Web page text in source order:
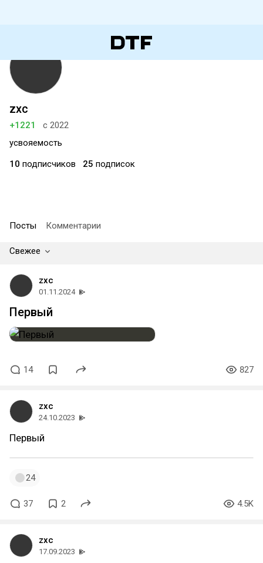
zxc
+1221
с 2022
усвояемость
10 подписчиков 25 подписок
Посты Комментарии
Свежее
zxc
01.11.2024
Первый
14 827
zxc
24.10.2023
Первый
24
37 2 4.5K
zxc
17.09.2023